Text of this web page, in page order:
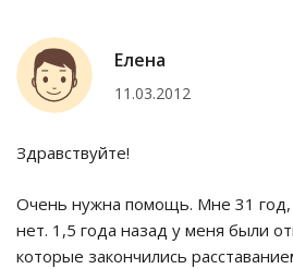
Елена
11.03.2012
Здравствуйте!
Очень нужна помощь. Мне 31
нет. 1,5 года назад у меня были
которые закончились